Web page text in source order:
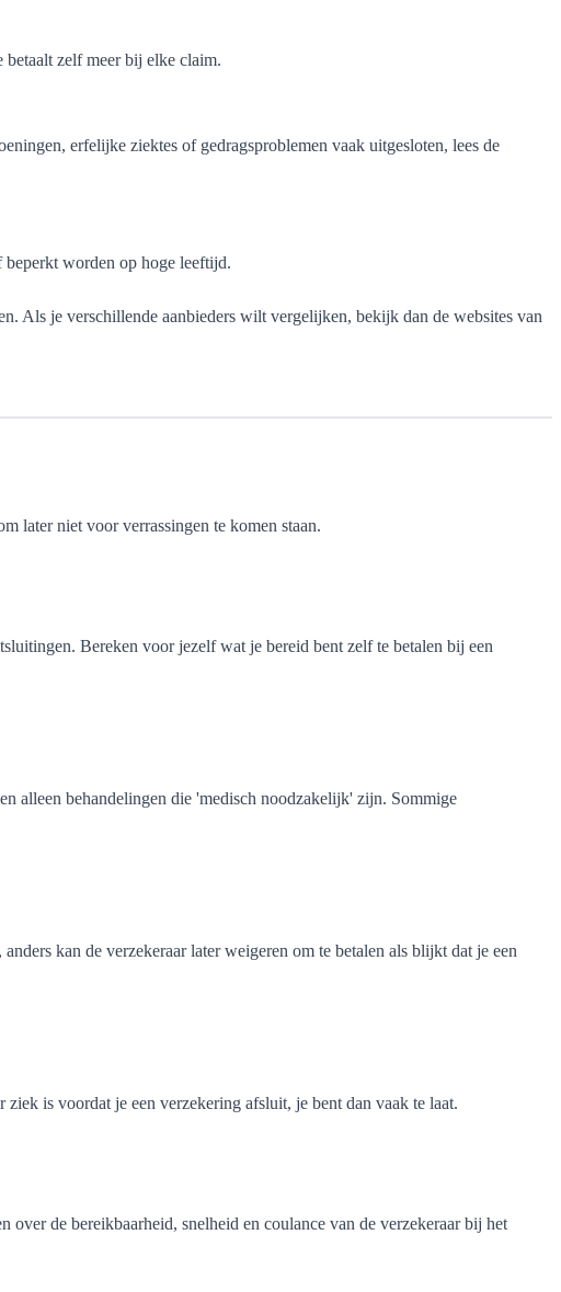
betaalt zelf meer bij elke claim.
erfelijke ziektes of gedragsproblemen vaak uitgesloten, lees de
beperkt worden op hoge leeftijd.
Als je verschillende aanbieders wilt vergelijken, bekijk dan de websites van
later niet voor verrassingen te komen staan.
Bereken voor jezelf wat je bereid bent zelf te betalen bij een
alleen behandelingen die 'medisch noodzakelijk' zijn. Sommige
kan de verzekeraar later weigeren om te betalen als blijkt dat je een
is voordat je een verzekering afsluit, je bent dan vaak te laat.
over de bereikbaarheid, snelheid en coulance van de verzekeraar bij het